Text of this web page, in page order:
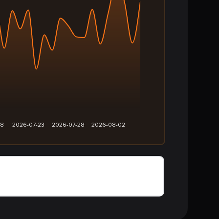
2026-07-23 2026-07-28 2026-08-02